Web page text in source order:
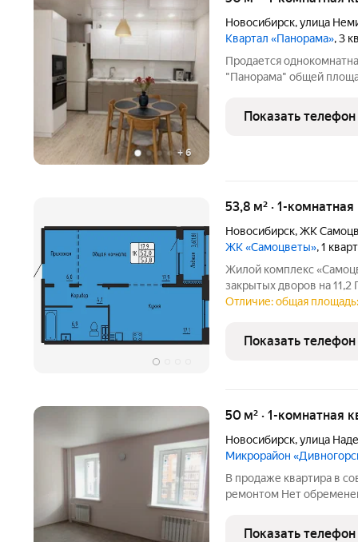
+ 6
Новосибирск,улица
Квартал «Панорама», 3
Продается
"Панорама" общей
гостиная, есть
высоком
Показать телефон
53,8 м² · 1-
Новосибирск,ЖК
ЖК «Самоцветы», 1
Жилой комплекс
закрытых дворов на 11,2
школа, детский сад,
подход
Отличие: общая
Показать телефон
50 м² · 1-комнатная
Новосибирск,улица
Микрорайон
В продаже квартира в
ремонтом Нет
Показать телефон